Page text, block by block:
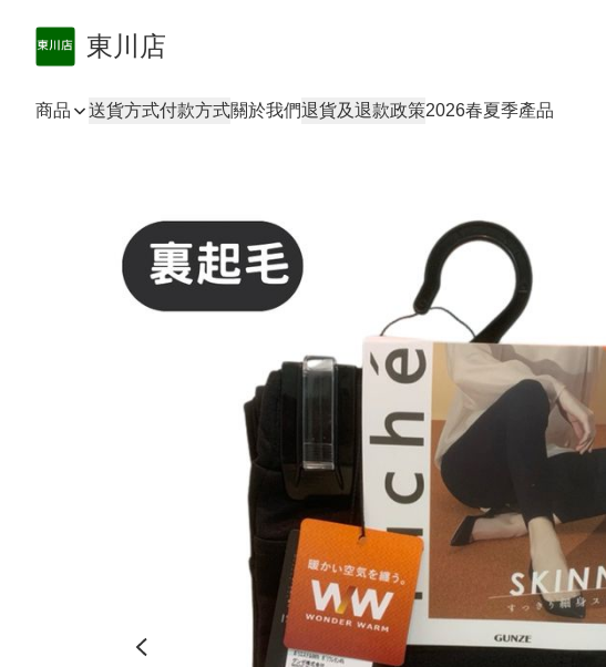
東川店
商品 送貨方式付款方式關於我們退貨及退款政策2026春夏季產品